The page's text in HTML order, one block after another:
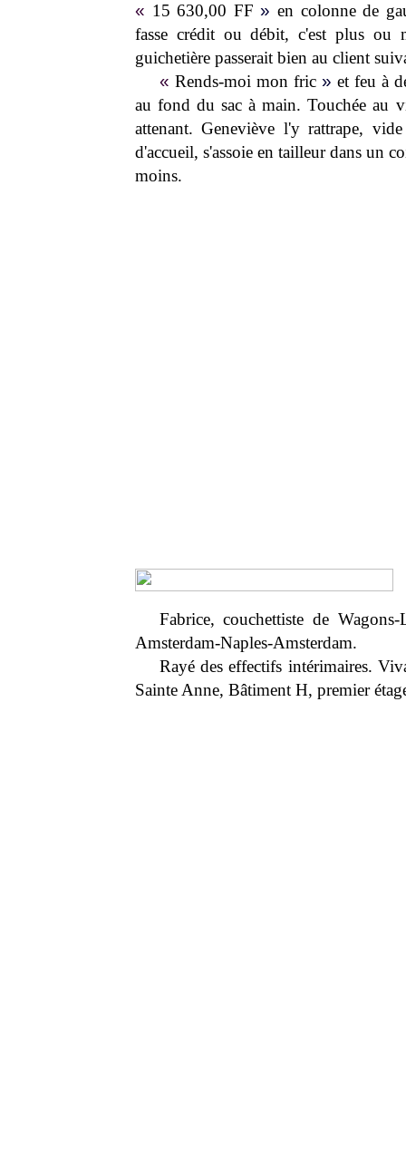
« 15 630,00 FF » en colonne de
fasse crédit ou débit, c'est plus ou
guichetière passerait bien au client
« Rends-moi mon fric » et feu à
au fond du sac à main. Touchée au
attenant. Geneviève l'y rattrape,
d'accueil, s'assoie en tailleur dans un
moins.
Fabrice, couchettiste de
Amsterdam-Naples-Amsterdam.
Rayé des effectifs intérimaires.
Sainte Anne, Bâtiment H, premier